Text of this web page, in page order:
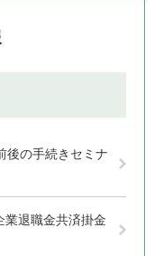
後の手続きセミナ
退職金共済掛金